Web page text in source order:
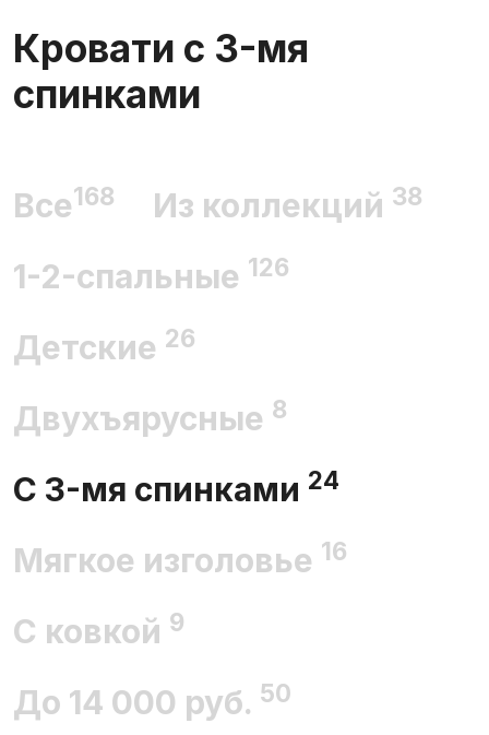
Кровати с 3-мя
спинками
Все168 Из коллекций 38
1-2-спальные 126
Детские 26
Двухъярусные 8
С 3-мя спинками 24
Мягкое изголовье 16
С ковкой 9
До 14 000 руб. 50